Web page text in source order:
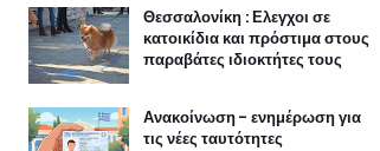
Θεσσαλονίκη : Ελεγχοι σε
κατοικίδια και πρόστιμα στους
παραβάτες ιδιοκτήτες τους
Ανακοίνωση - ενημέρωση για
τις νέες ταυτότητες